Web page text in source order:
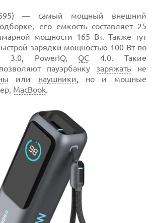
— самый мощный внешний
его емкость составляет 25
мощности 165 Вт. Также тут
зарядки мощностью 100 Вт по
3.0, PowerIQ, QC 4.0. Такие
пауэрбанку заряжать не
или наушники, но и мощные
MacBook.